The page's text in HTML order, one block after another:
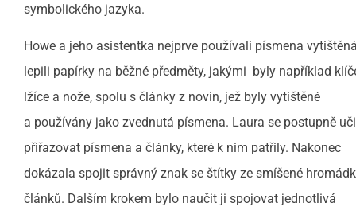
symbolického jazyka.
Howe a jeho asistentka nejprve používali písmena
lepili papírky na běžné předměty, jakými byly například
lžíce a nože, spolu s články z novin, jež byly vytištěné
a používány jako zvednutá písmena. Laura se postupně
přiřazovat písmena a články, které k nim patřily. Nakonec
dokázala spojit správný znak se štítky ze smíšené
článků. Dalším krokem bylo naučit ji spojovat jednotlivá